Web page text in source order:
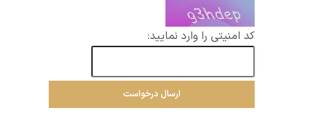
کد امنیتی را وارد نمایید: